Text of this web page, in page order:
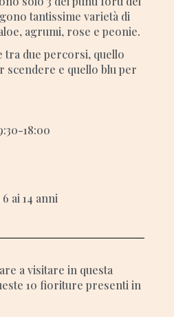
tantissime varietà di
agrumi, rose e peonie.
tra due percorsi, quello
scendere e quello blu per
18:00
ai 14 anni
a visitare in questa
10 fioriture presenti in